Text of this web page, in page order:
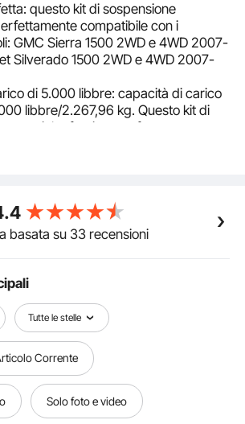
questo kit di sospensione
compatibile con i
GMC Sierra 1500 2WD e 4WD 2007-
Silverado 1500 2WD e 4WD 2007-
di 5.000 libbre: capacità di carico
libbre/2.267,96 kg. Questo kit di
fornisce un forte supporto
pesanti. Riduce la pressione sulle
evitando perdite di gas e
Presenta ugelli dell'aria
la capacità di carico, la stabilità, la
e le prestazioni di frenata del tuo
tra l'asse e il telaio, impedisce il
dovuti al carico eccessivo.
perforazione: le borse a
sono dotate di
imbullonata, che non richiede
Puoi installarli facilmente
fornite..
basata su 33 recensioni
Tutte le stelle
Corrente
Solo foto e video